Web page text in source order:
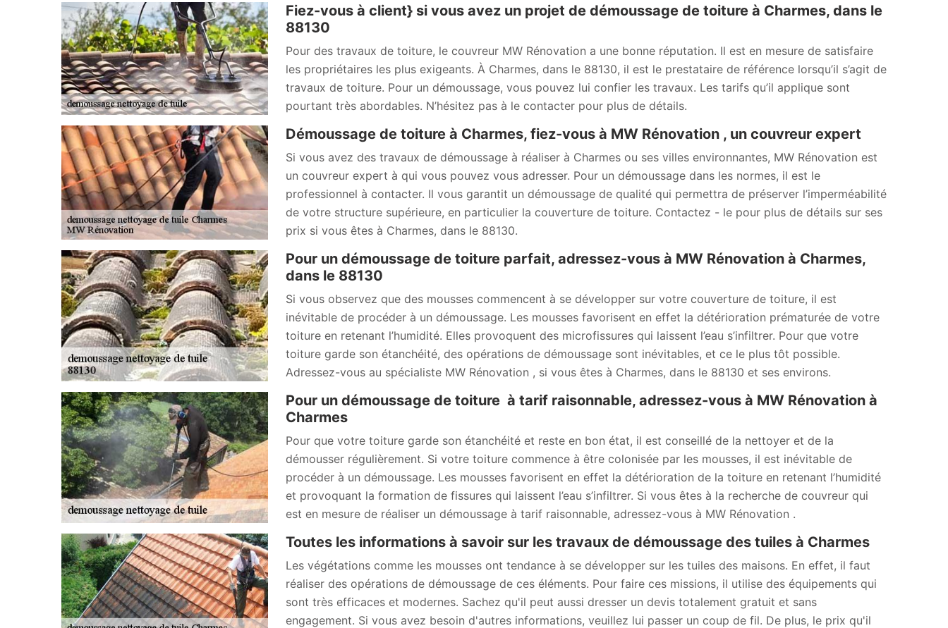
Fiez-vous à client} si vous avez un projet de démoussage de toiture à Charmes, dans le
88130
Pour des travaux de toiture, le couvreur MW Rénovation a une bonne réputation. Il est en mesure de satisfaire
les propriétaires les plus exigeants. À Charmes, dans le 88130, il est le prestataire de référence lorsqu’il s’agit de
travaux de toiture. Pour un démoussage, vous pouvez lui confier les travaux. Les tarifs qu’il applique sont
pourtant très abordables. N’hésitez pas à le contacter pour plus de détails.
Démoussage de toiture à Charmes, fiez-vous à MW Rénovation , un couvreur expert
Si vous avez des travaux de démoussage à réaliser à Charmes ou ses villes environnantes, MW Rénovation est
un couvreur expert à qui vous pouvez vous adresser. Pour un démoussage dans les normes, il est le
professionnel à contacter. Il vous garantit un démoussage de qualité qui permettra de préserver l’imperméabilité
de votre structure supérieure, en particulier la couverture de toiture. Contactez - le pour plus de détails sur ses
prix si vous êtes à Charmes, dans le 88130.
Pour un démoussage de toiture parfait, adressez-vous à MW Rénovation à Charmes,
dans le 88130
Si vous observez que des mousses commencent à se développer sur votre couverture de toiture, il est
inévitable de procéder à un démoussage. Les mousses favorisent en effet la détérioration prématurée de votre
toiture en retenant l’humidité. Elles provoquent des microfissures qui laissent l’eau s’infiltrer. Pour que votre
toiture garde son étanchéité, des opérations de démoussage sont inévitables, et ce le plus tôt possible.
Adressez-vous au spécialiste MW Rénovation , si vous êtes à Charmes, dans le 88130 et ses environs.
Pour un démoussage de toiture à tarif raisonnable, adressez-vous à MW Rénovation à
Charmes
Pour que votre toiture garde son étanchéité et reste en bon état, il est conseillé de la nettoyer et de la
démousser régulièrement. Si votre toiture commence à être colonisée par les mousses, il est inévitable de
procéder à un démoussage. Les mousses favorisent en effet la détérioration de la toiture en retenant l’humidité
et provoquant la formation de fissures qui laissent l’eau s’infiltrer. Si vous êtes à la recherche de couvreur qui
est en mesure de réaliser un démoussage à tarif raisonnable, adressez-vous à MW Rénovation .
Toutes les informations à savoir sur les travaux de démoussage des tuiles à Charmes
Les végétations comme les mousses ont tendance à se développer sur les tuiles des maisons. En effet, il faut
réaliser des opérations de démoussage de ces éléments. Pour faire ces missions, il utilise des équipements qui
sont très efficaces et modernes. Sachez qu'il peut aussi dresser un devis totalement gratuit et sans
engagement. Si vous avez besoin d'autres informations, veuillez lui passer un coup de fil. De plus, le prix qu'il